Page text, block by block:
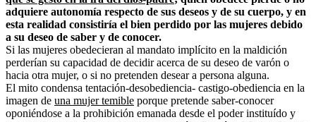
adquiere autonomía respecto de sus deseos y de su cuerpo, y en
esta realidad consistiría el bien perdido por las mujeres debido
a su deseo de saber y de conocer.
Si las mujeres obedecieran al mandato implícito en la maldición
perderían su capacidad de decidir acerca de su deseo de varón o
hacia otra mujer, o si no pretenden desear a persona alguna.
El mito condensa tentación-desobediencia- castigo-obediencia en la
imagen de una mujer temible porque pretende saber-conocer
oponiéndose a la prohibición emanada desde el poder instituído y